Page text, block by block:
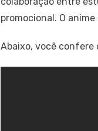
promocional. O
Abaixo, você confere